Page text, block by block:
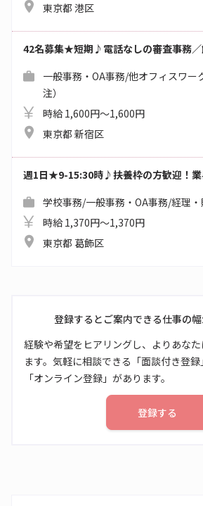
東京都 港区
42名募集★短期♪電話なしの審査事務
一般事務・OA事務/他オフィスワー
注）
時給 1,600円～1,600円
東京都 新宿区
週1日★9-15:30時♪扶養枠の方歓迎！
学校事務/一般事務・OA事務/経理・
時給 1,370円～1,370円
東京都 葛飾区
登録するとご案内できる仕事の
経験や希望をヒアリングし、よりあな
ます。気軽に相談できる「面談付き登
「オンライン登録」があります。
登録する